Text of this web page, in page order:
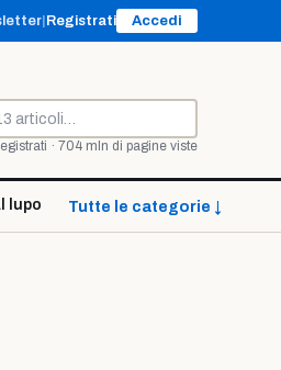
Registrati Accedi
· 704 mln di pagine viste
lupo Tutte le categorie ↓